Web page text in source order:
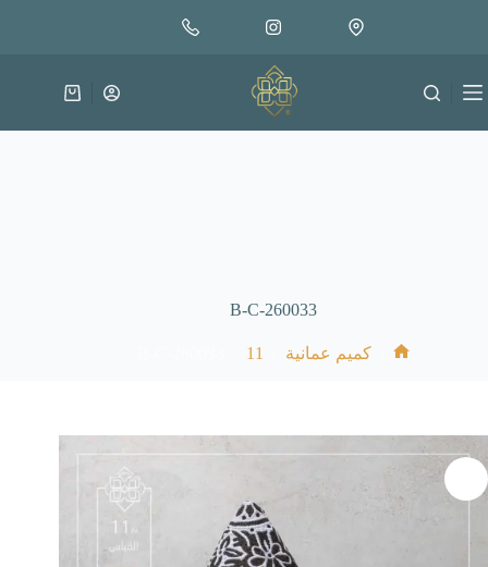
متوفر في المخزون
إضافة إلى السلة
عربة
B-C-260033
كميم عمانية 11